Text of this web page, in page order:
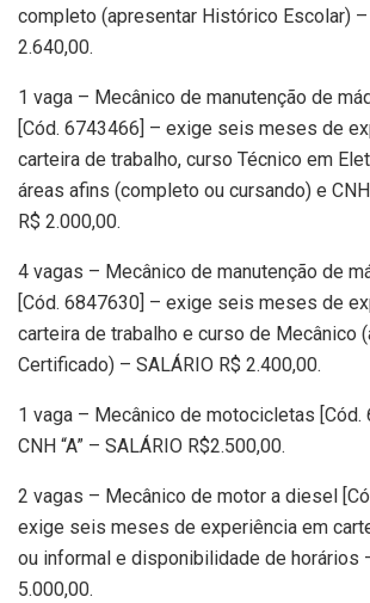
completo (apresentar Histórico Escolar) –
2.640,00.
1 vaga – Mecânico de manutenção de
[Cód. 6743466] – exige seis meses de
carteira de trabalho, curso Técnico em
áreas afins (completo ou cursando) e CNH
R$ 2.000,00.
4 vagas – Mecânico de manutenção de
[Cód. 6847630] – exige seis meses de
carteira de trabalho e curso de Mecânico
Certificado) – SALÁRIO R$ 2.400,00.
1 vaga – Mecânico de motocicletas
CNH “A” – SALÁRIO R$2.500,00.
2 vagas – Mecânico de motor a diesel
exige seis meses de experiência em
ou informal e disponibilidade de horários
5.000,00.